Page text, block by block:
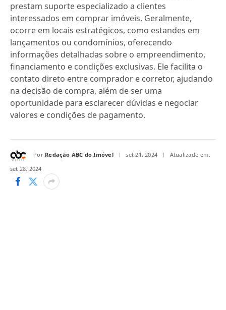
prestam suporte especializado a clientes
interessados em comprar imóveis. Geralmente,
ocorre em locais estratégicos, como estandes em
lançamentos ou condomínios, oferecendo
informações detalhadas sobre o empreendimento,
financiamento e condições exclusivas. Ele facilita o
contato direto entre comprador e corretor, ajudando
na decisão de compra, além de ser uma
oportunidade para esclarecer dúvidas e negociar
valores e condições de pagamento.
Por Redação ABC do Imóvel set 21, 2024
Atualizado em:
set 28, 2024